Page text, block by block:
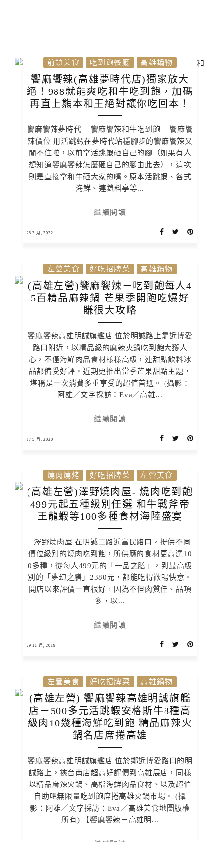
前鎮美食 吃到飽餐廳 高雄鍋物
饗麻饗辣(高雄夢時代店)獨家放大
絕！988就能爽吃和牛吃到飽，加碼
再直上熊本和王絕對讓你吃回本！
饗麻饗辣夢時代 饗麻饗辣和牛吃到飽 饗麻饗
辣價位 用活跳蝦在夢時代站穩腳步的饗麻饗辣又
閒不住啦，以前拿活跳蝦砸自己的腳（如果有人
想知道饗麻饗辣怎麼砸自己的腳由此去），這次
則是直接拿和牛砸大家的嘴。原本活跳蝦、各式
海鮮、連鎖料亭等...
繼續閱讀
25 7 月, 2022
左營美食 好吃招牌菜 高雄鍋物
(高雄左營)饗麻饗辣－吃到飽每人4
5百精品麻辣鍋 芒果季開跑吃爆好
賺很大攻略
饗麻饗辣高雄明誠旗艦店 位於明誠路上靠近博愛
路口附近，以精品級的麻辣火鍋吃到飽大獲人
心，不僅海鮮肉品食材樣樣高級，連甜點飲料冰
品都備受好評。近期更推出當季芒果甜點主題，
堪稱是一次消費多重享受的超值首選。 (攝影：
阿雄／文字採訪：Eva／高雄...
繼續閱讀
17 5 月, 2020
燒肉燒烤 好吃招牌菜 左營美食
(高雄左營)澤野燒肉屋- 燒肉吃到飽
499元起五種級別任選 和牛戰斧帝
王龍蝦等100多種食材海陸盛宴
澤野燒肉屋 在明誠二路近富民路口，提供不同
價位級別的燒肉吃到飽，所供應的食材更高達10
0多種，從每人499元的「一品之膳」，到最高級
別的「夢幻之膳」2380元，都能吃得歡暢快意。
開店以來評價一直很好，因為不但肉質佳、品項
多，以...
繼續閱讀
29 11 月, 2019
左營美食 好吃招牌菜 高雄鍋物
(高雄左營) 饗麻饗辣高雄明誠旗艦
店－500多元活跳蝦安格斯牛8種高
級肉10幾種海鮮吃到飽 精品麻辣火
鍋名店席捲高雄
饗麻饗辣高雄明誠旗艦店 位於鄰近博愛路口的明
誠路上。挾台南店超高好評價到高雄展店，同樣
以精品麻辣火鍋、高檔海鮮肉品食材、以及超值
自助吧無限量吃到飽席捲高雄火鍋市場。 (攝
影：阿雄／文字採訪：Eva／高雄美食地圖版權
所有) 【饗麻饗辣－高雄明...